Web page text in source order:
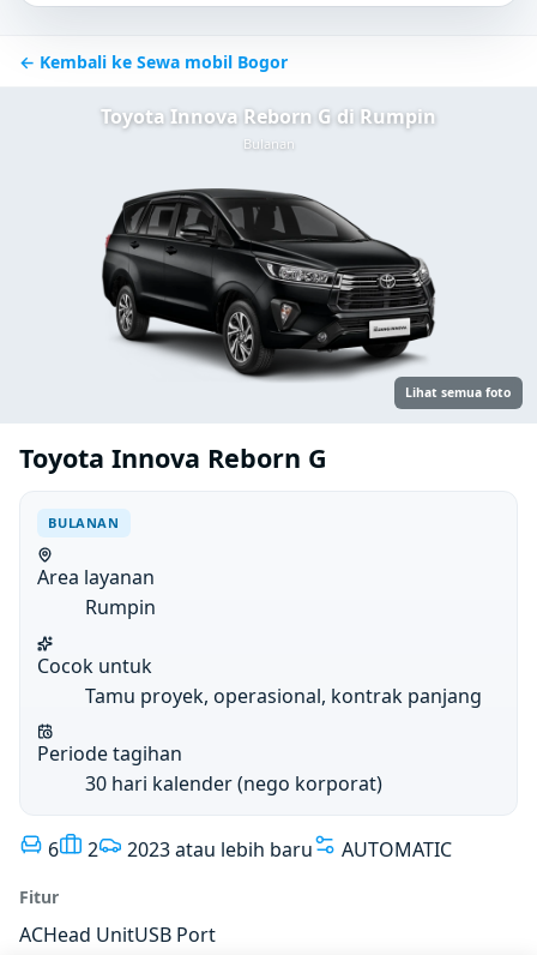
← Kembali ke Sewa mobil Bogor
Toyota Innova Reborn G di Rumpin
Bulanan
Lihat semua foto
Toyota Innova Reborn G
BULANAN
Area layanan
Rumpin
Cocok untuk
Tamu proyek, operasional, kontrak panjang
Periode tagihan
30 hari kalender (nego korporat)
6 2 2023 atau lebih baru AUTOMATIC
Fitur
ACHead UnitUSB Port